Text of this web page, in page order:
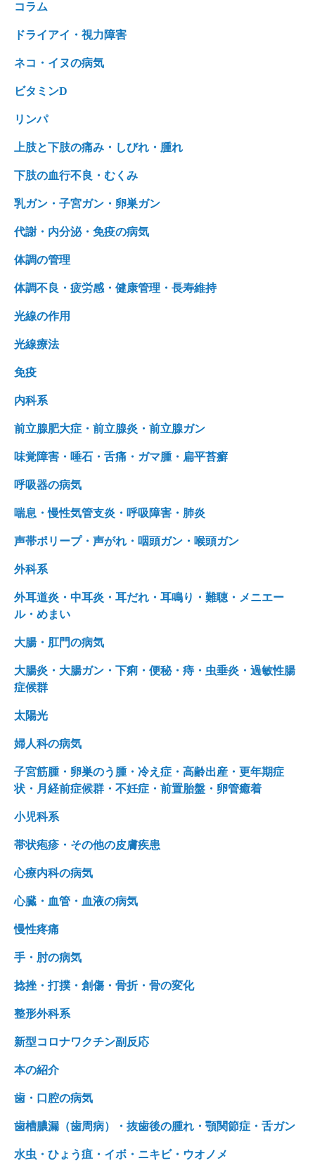
コラム
ドライアイ・視力障害
ネコ・イヌの病気
ビタミンD
リンパ
上肢と下肢の痛み・しびれ・腫れ
下肢の血行不良・むくみ
乳ガン・子宮ガン・卵巣ガン
代謝・内分泌・免疫の病気
体調の管理
体調不良・疲労感・健康管理・長寿維持
光線の作用
光線療法
免疫
内科系
前立腺肥大症・前立腺炎・前立腺ガン
味覚障害・唾石・舌痛・ガマ腫・扁平苔癬
呼吸器の病気
喘息・慢性気管支炎・呼吸障害・肺炎
声帯ポリープ・声がれ・咽頭ガン・喉頭ガン
外科系
外耳道炎・中耳炎・耳だれ・耳鳴り・難聴・メニエー
ル・めまい
大腸・肛門の病気
大腸炎・大腸ガン・下痢・便秘・痔・虫垂炎・過敏性腸
症候群
太陽光
婦人科の病気
子宮筋腫・卵巣のう腫・冷え症・高齢出産・更年期症
状・月経前症候群・不妊症・前置胎盤・卵管癒着
小児科系
帯状疱疹・その他の皮膚疾患
心療内科の病気
心臓・血管・血液の病気
慢性疼痛
手・肘の病気
捻挫・打撲・創傷・骨折・骨の変化
整形外科系
新型コロナワクチン副反応
本の紹介
歯・口腔の病気
歯槽膿漏（歯周病）・抜歯後の腫れ・顎関節症・舌ガン
水虫・ひょう疽・イボ・ニキビ・ウオノメ